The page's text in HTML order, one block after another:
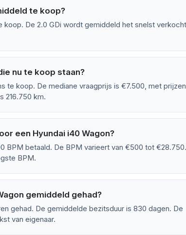
te koop?
koop. De 2.0 GDi wordt gemiddeld het snelst
nu te koop staan?
te koop. De mediane vraagprijs is €7.500, met prijzen
216.750 km.
een Hyundai i40 Wagon?
BPM betaald. De BPM varieert van €500 tot €28.750.
BPM.
gemiddeld gehad?
gehad. De gemiddelde bezitsduur is 830 dagen. De
van eigenaar.